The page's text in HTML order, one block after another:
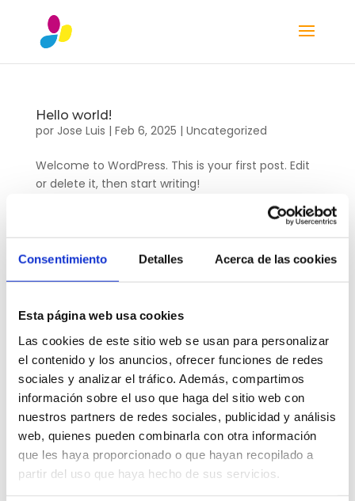
Consentimiento Detalles Acerca de las cookies
Esta página web usa cookies
Las cookies de este sitio web se usan para personalizar
el contenido y los anuncios, ofrecer funciones de redes
sociales y analizar el tráfico. Además, compartimos
información sobre el uso que haga del sitio web con
nuestros partners de redes sociales, publicidad y análisis
web, quienes pueden combinarla con otra información
que les haya proporcionado o que hayan recopilado a
partir del uso que haya hecho de sus servicios.
Hello world!
por Jose Luis | Feb 6, 2025 | Uncategorized
Welcome to WordPress. This is your first post. Edit
or delete it, then start writing!
Buscar
Hello world!
Recent Comments
A WordPress Commenter en Hello world!